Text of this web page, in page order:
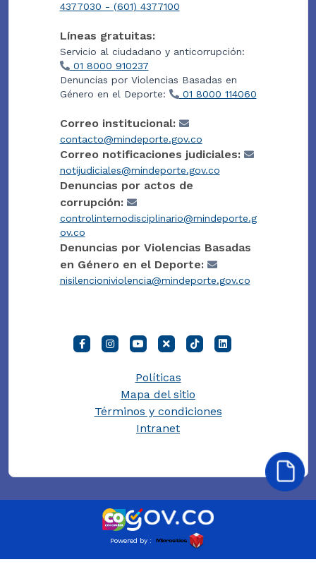
4377030 - (601) 4377100
Líneas gratuitas:
Servicio al ciudadano y anticorrupción:
01 8000 910237
Denuncias por Violencias Basadas en
Género en el Deporte:
01 8000 114060
Correo institucional:
contacto@mindeporte.gov.co
Correo notificaciones judiciales:
notijudiciales@mindeporte.gov.co
Denuncias por actos de
corrupción:
controlinternodisciplinario@mindeporte.g
ov.co
Denuncias por Violencias Basadas
en Género en el Deporte:
nisilencioniviolencia@mindeporte.gov.co
Políticas
Mapa del sitio
Términos y condiciones
Intranet
Powered by :